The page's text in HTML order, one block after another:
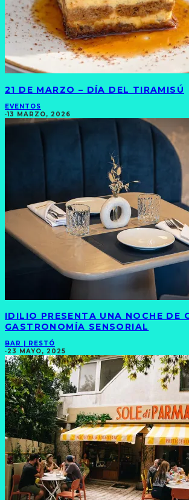
21 DE MARZO – DÍA DEL TIRAMISÚ
EVENTOS
·13 MARZO, 2026
IDILIO PRESENTA UNA NOCHE DE
GASTRONOMÍA SENSORIAL
BAR | RESTÓ
·23 MAYO, 2025